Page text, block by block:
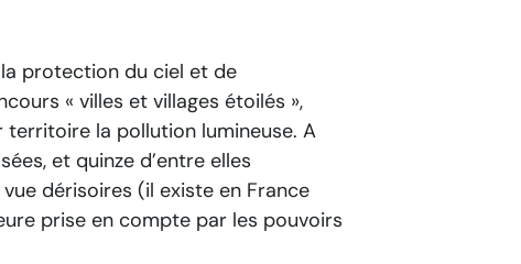
la protection du ciel et de
« villes et villages étoilés »,
territoire la pollution lumineuse. A
et quinze d’entre elles
dérisoires (il existe en France
prise en compte par les pouvoirs